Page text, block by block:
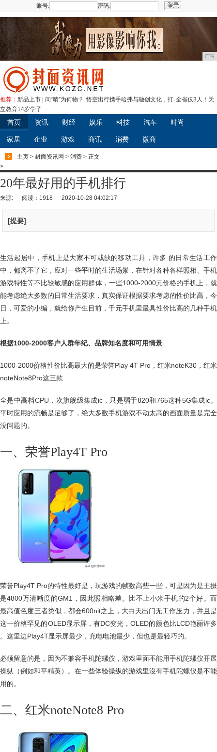
账号: 密码:
广告
推荐： 新品上市 | 问“晴”为何物？ 悟空出行携手哈弗与融创文化，打 全省仅3人！天
立教育14岁学子
首页 资讯 财经 娱乐 科技 汽车 时尚
家居 企业 游戏 商讯 消费 微商
主页 > 封面资讯网 > 消费 > 正文
>
20年最好用的手机排行
来源: 阅读：1918 2020-10-28 04:02:17
[提要]
生活起居中，手机上是大家不可或缺的移动工具，许多 的日常生活工作
中，都离不了它，应对一些平时的生活场景，在针对各种各样照相、手机
游戏特性等不比较敏感的应用群体，一些1000-2000元价格的手机上，就
能考虑绝大多数的日常生活要求，真实保证根据要求考虑的性价比高，今
日，可爱的小编，就给你产生目前，千元手机里最具性价比高的几种手机
上。
根据1000-2000客户人群年纪、品牌知名度和可用情景
1000-2000价格性价比高最大的是荣誉Play 4T Pro，红米noteK30，红米
noteNote8Pro这三款
全是中高档CPU，次旗舰级集成ic，只是弱于820和765这种5G集成ic。
平时应用的流畅是足够了，绝大多数手机游戏不动太高的画面质量是完全
没问题的。
一、荣誉Play4T Pro
荣誉Play4T Pro的特性最好是，玩游戏的帧数高些一些，可是因为是主摄
是4800万清晰度的GM1，因此照相略差。比不上小米手机的2个好。而
最高值色度三者类似，都会600nit之上，大白天出门无工作压力，并且是
这一价格罕见的OLED显示屏，有DC变光，OLED的颜色比LCD艳丽许多
。这里边Play4T显示屏最少，充电电池最少，但也是最轻巧的。
必须留意的是，因为不兼容手机陀螺仪，游戏里面不能用手机陀螺仪开展
操纵（例如和平精英）。在一些体验操纵的游戏里沒有手机陀螺仪是不能
用的。
二、红米noteNote8 Pro